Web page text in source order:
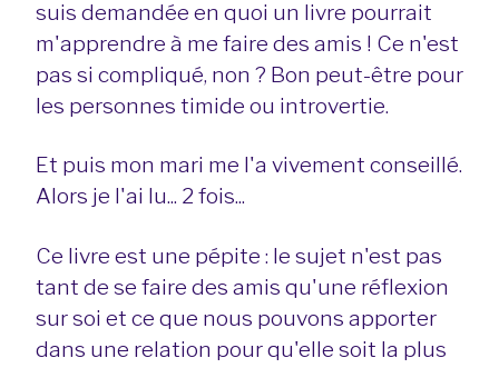
suis demandée en quoi un livre pourrait
m'apprendre à me faire des amis ! Ce n'est
pas si compliqué, non ? Bon peut-être pour
les personnes timide ou introvertie.
Et puis mon mari me l'a vivement conseillé.
Alors je l'ai lu... 2 fois...
Ce livre est une pépite : le sujet n'est pas
tant de se faire des amis qu'une réflexion
sur soi et ce que nous pouvons apporter
dans une relation pour qu'elle soit la plus